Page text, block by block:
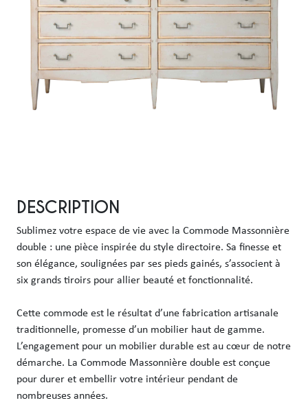
DESCRIPTION
Sublimez votre espace de vie avec la Commode Massonnière
double : une pièce inspirée du style directoire. Sa finesse et
son élégance, soulignées par ses pieds gainés, s’associent à
six grands tiroirs pour allier beauté et fonctionnalité.
Cette commode est le résultat d’une fabrication artisanale
traditionnelle, promesse d’un mobilier haut de gamme.
L’engagement pour un mobilier durable est au cœur de notre
démarche. La Commode Massonnière double est conçue
pour durer et embellir votre intérieur pendant de
nombreuses années.